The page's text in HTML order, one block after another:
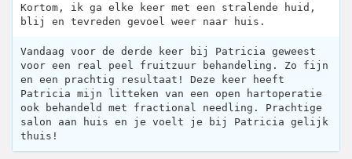
Kortom, ik ga elke keer met een stralende huid,
blij en tevreden gevoel weer naar huis.
Vandaag voor de derde keer bij Patricia geweest
voor een real peel fruitzuur behandeling. Zo fijn
en een prachtig resultaat! Deze keer heeft
Patricia mijn litteken van een open hartoperatie
ook behandeld met fractional needling. Prachtige
salon aan huis en je voelt je bij Patricia gelijk
thuis!